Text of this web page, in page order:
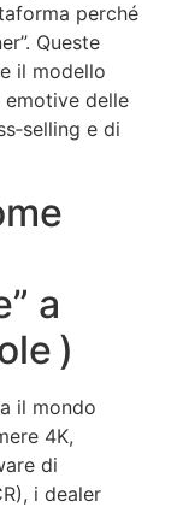
perché
Queste
il modello
emotive delle
e di
a
)
il mondo
4K,
di
i dealer